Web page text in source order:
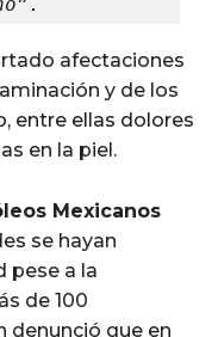
afectaciones
y de los
entre ellas dolores
en la piel.
Mexicanos
se hayan
pese a la
de 100
denunció que en